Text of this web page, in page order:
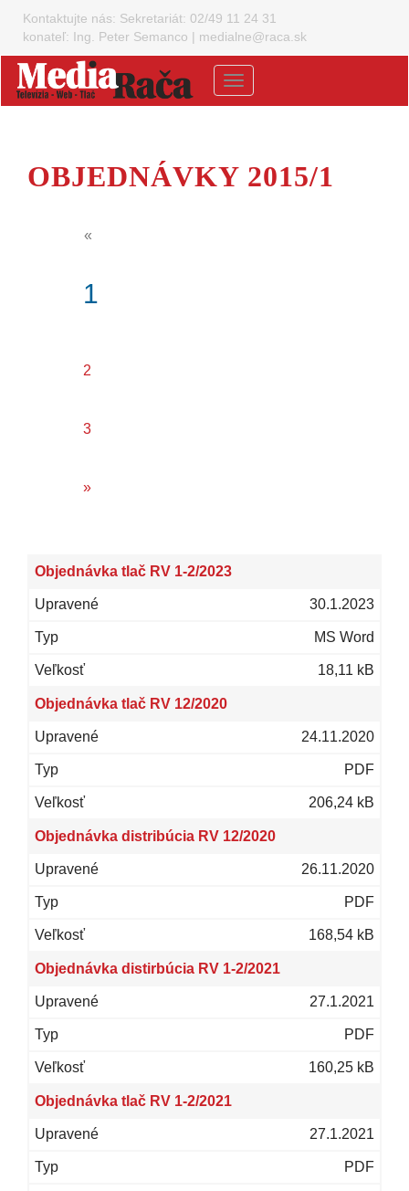
Kontaktujte nás: Sekretariát: 02/49 11 24 31
konateľ: Ing. Peter Semanco | medialne@raca.sk
Menu
OBJEDNÁVKY 2015/1
«
1
2
3
»
Objednávka tlač RV 1-2/2023
30.1.2023
MS Word
18,11 kB
Objednávka tlač RV 12/2020
24.11.2020
PDF
206,24 kB
Objednávka distribúcia RV 12/2020
26.11.2020
PDF
168,54 kB
Objednávka distirbúcia RV 1-2/2021
27.1.2021
PDF
160,25 kB
Objednávka tlač RV 1-2/2021
27.1.2021
PDF